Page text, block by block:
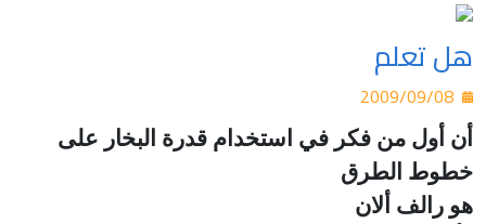
هل تعلم
أن أول من فكر في استخدام قدرة البخار على
خطوط الطرق
هو رالف ألان